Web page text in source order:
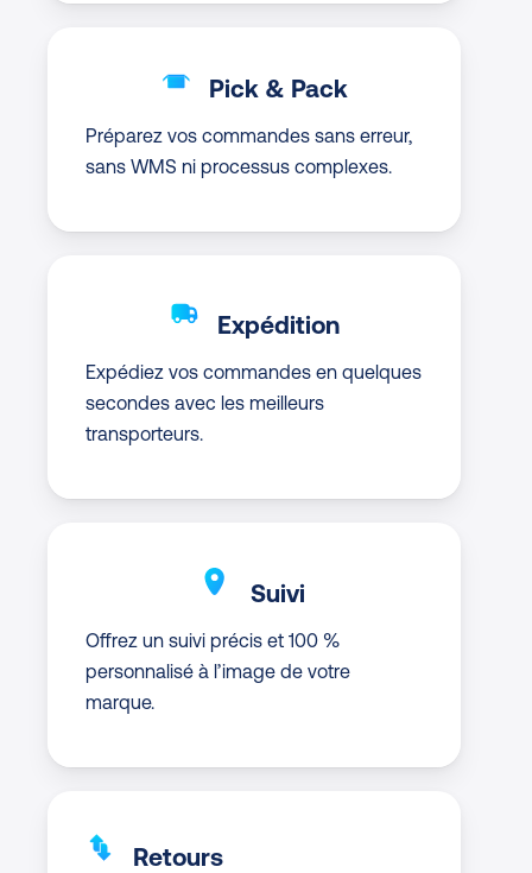
Pick & Pack
Préparez vos commandes sans erreur,
sans WMS ni processus complexes.
Expédition
Expédiez vos commandes en quelques
secondes avec les meilleurs
transporteurs.
Suivi
Offrez un suivi précis et 100 %
personnalisé à l’image de votre
marque.
Retours